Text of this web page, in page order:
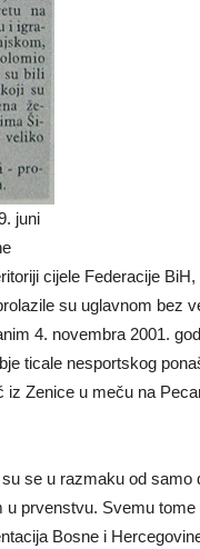
juni
cijele Federacije
su uglavnom bez
4. novembra 2001.
ticale nesportskog
Zenice u meču na
se u razmaku od samo
prvenstvu. Svemu tome
Bosne i